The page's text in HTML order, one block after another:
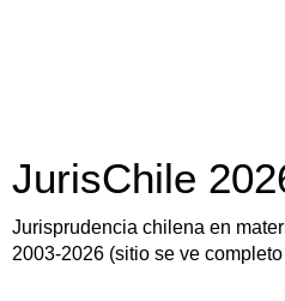
JurisChile
Jurisprudencia chilena en
2003-2026 (sitio se ve